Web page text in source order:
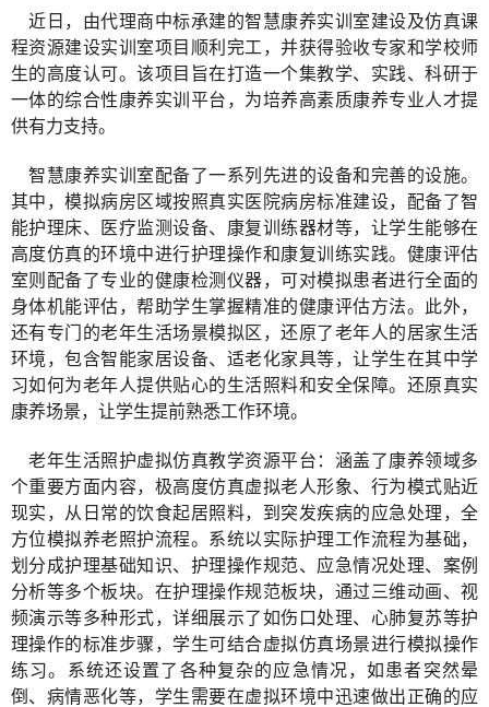
近日，由代理商中标承建的智慧康养实训室建设及仿真课
程资源建设实训室项目顺利完工，并获得验收专家和学校师
生的高度认可。该项目旨在打造一个集教学、实践、科研于
一体的综合性康养实训平台，为培养高素质康养专业人才提
供有力支持。
智慧康养实训室配备了一系列先进的设备和完善的设施。
其中，模拟病房区域按照真实医院病房标准建设，配备了智
能护理床、医疗监测设备、康复训练器材等，让学生能够在
高度仿真的环境中进行护理操作和康复训练实践。健康评估
室则配备了专业的健康检测仪器，可对模拟患者进行全面的
身体机能评估，帮助学生掌握精准的健康评估方法。此外，
还有专门的老年生活场景模拟区，还原了老年人的居家生活
环境，包含智能家居设备、适老化家具等，让学生在其中学
习如何为老年人提供贴心的生活照料和安全保障。 还原真实
康养场景，让学生提前熟悉工作环境。
老年生活照护虚拟仿真教学资源平台：涵盖了康养领域多
个重要方面内容，极高度仿真虚拟老人形象、行为模式贴近
现实，从日常的饮食起居照料，到突发疾病的应急处理，全
方位模拟养老照护流程。系统以实际护理工作流程为基础，
划分成护理基础知识、护理操作规范、应急情况处理、案例
分析等多个板块。在护理操作规范板块，通过三维动画、视
频演示等多种形式，详细展示了如伤口处理、心肺复苏等护
理操作的标准步骤，学生可结合虚拟仿真场景进行模拟操作
练习。系统还设置了各种复杂的应急情况，如患者突然晕
倒、病情恶化等，学生需要在虚拟环境中迅速做出正确的应